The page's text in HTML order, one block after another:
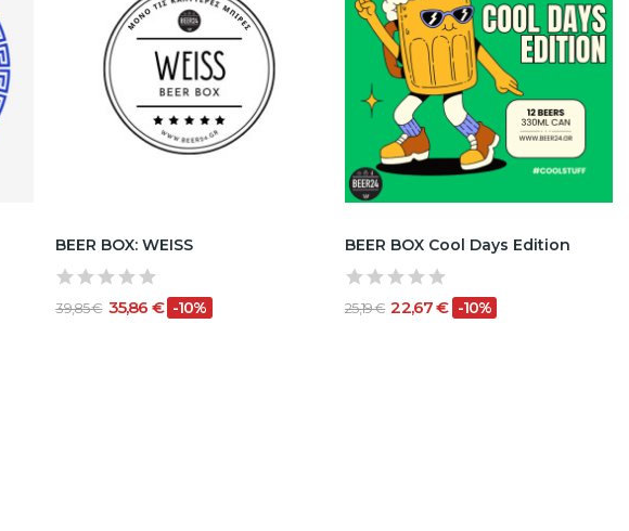
BEER BOX: WEISS
39,85 € 35,86 € -10%
BEER BOX Cool Days Edition
25,19 € 22,67 € -10%